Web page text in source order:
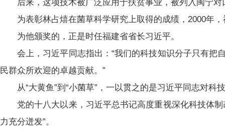
后来，这项技术被广泛应用于扶贫事业，被列入闽宁
为表彰林占熺在菌草科学研究上取得的成绩，2000年
为他颁奖的，正是时任福建省省长习近平。
会上，习近平同志指出：“我们的科技知识分子只有把
民群众所欢迎的卓越贡献。”
从“大黄鱼”到“小菌草”，一以贯之的是习近平同志对
党的十八大以来，习近平总书记高度重视深化科技体
力充分迸发”。